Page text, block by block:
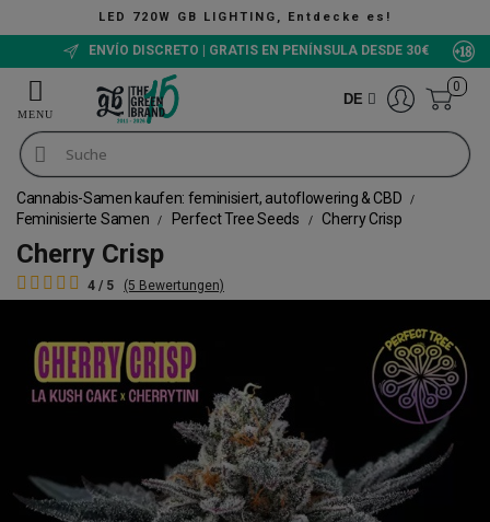
LIGHTING, Entdecke es!
ENVÍO DISCRETO | GRATIS EN PENÍNSULA DESDE 30€
DE
0
Cannabis-Samen kaufen: feminisiert, autoflowering & CBD
Feminisierte Samen
Perfect Tree Seeds Cherry Crisp
Cherry Crisp
4 / 5 (5 Bewertungen)